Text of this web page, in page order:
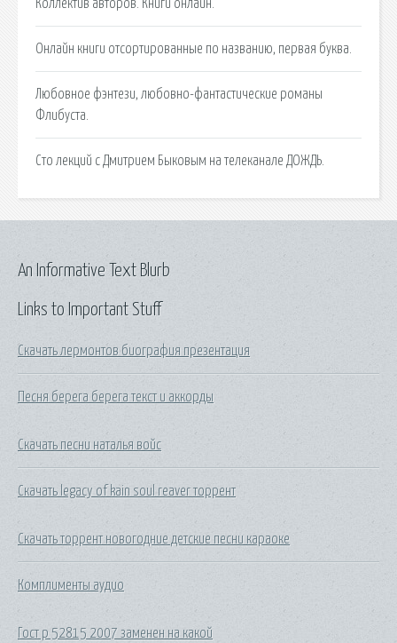
Коллектив авторов. Книги онлайн.
Онлайн книги отсортированные по названию, первая буква.
Любовное фэнтези, любовно-фантастические романы
Флибуста.
Сто лекций с Дмитрием Быковым на телеканале ДОЖДЬ.
Links to Important Stuff
Скачать лермонтов биография презентация
Песня берега берега текст и аккорды
Скачать песни наталья войс
Скачать legacy of kain soul reaver торрент
Скачать торрент новогодние детские песни караоке
Комплименты аудио
Гост р 52815 2007 заменен на какой
An Informative Text Blurb